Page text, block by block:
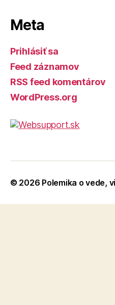
Meta
Prihlásiť sa
Feed záznamov
RSS feed komentárov
WordPress.org
© 2026 Polemika o vede,